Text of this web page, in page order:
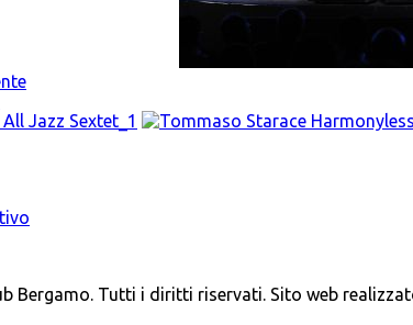
Bergamo. Tutti i diritti riservati. Sito web